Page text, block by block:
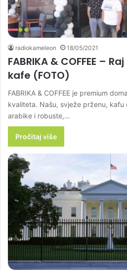
radiokameleon 18/05/2021
FABRIKA & COFFEE –
kafe (FOTO)
FABRIKA & COFFEE je premium
kvaliteta. Našu, svježe prženu, kafu
arabike i robuste,…
Pročitaj više